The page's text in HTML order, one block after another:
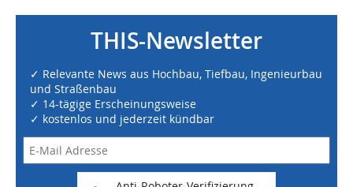
THIS-Newsletter
✓ Relevante News aus Hochbau, Tiefbau, Ingenieurbau
und Straßenbau
✓ 14-tägige Erscheinungsweise
✓ kostenlos und jederzeit kündbar